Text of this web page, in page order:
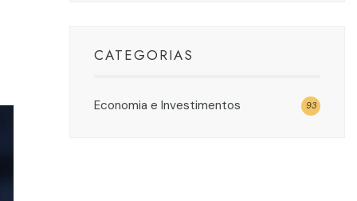
CATEGORIAS
Economia e Investimentos 93